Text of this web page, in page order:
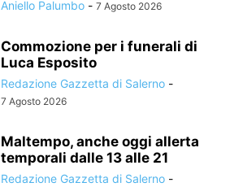
Aniello Palumbo - 7 Agosto 2026
Commozione per i funerali di
Luca Esposito
Redazione Gazzetta di Salerno -
7 Agosto 2026
Maltempo, anche oggi allerta
temporali dalle 13 alle 21
Redazione Gazzetta di Salerno -